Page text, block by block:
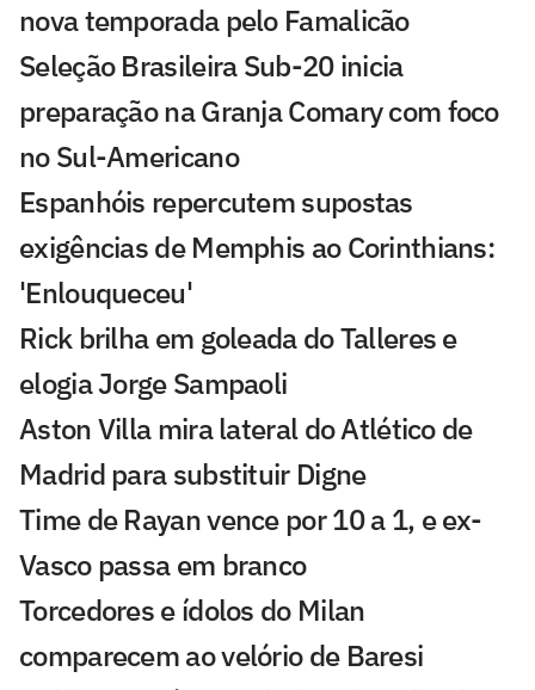
nova temporada pelo Famalicão
Seleção Brasileira Sub-20 inicia
preparação na Granja Comary com foco
no Sul-Americano
Espanhóis repercutem supostas
exigências de Memphis ao Corinthians:
'Enlouqueceu'
Rick brilha em goleada do Talleres e
elogia Jorge Sampaoli
Aston Villa mira lateral do Atlético de
Madrid para substituir Digne
Time de Rayan vence por 10 a 1, e ex-
Vasco passa em branco
Torcedores e ídolos do Milan
comparecem ao velório de Baresi